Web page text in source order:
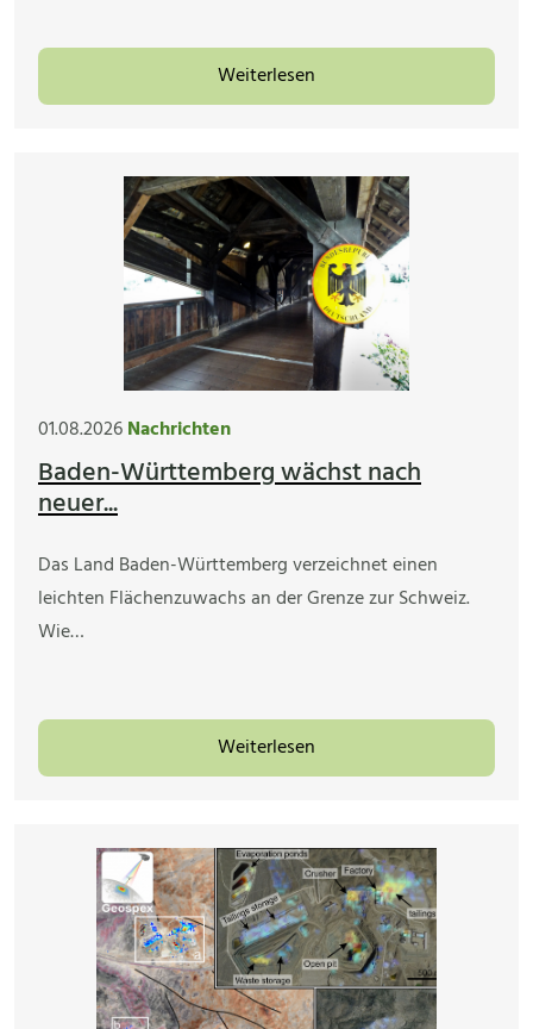
Weiterlesen
01.08.2026Nachrichten
Baden-Württemberg wächst nach
neuer...
Das Land Baden-Württemberg verzeichnet einen
leichten Flächenzuwachs an der Grenze zur Schweiz.
Wie…
Weiterlesen